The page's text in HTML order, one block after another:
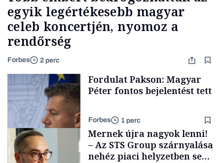
egyik legértékesebb magyar
celeb koncertjén, nyomoz a
rendőrség
Forbes 2 perc
Fordulat Pakson: Magyar
Péter fontos bejelentést tett
Forbes 1 perc
Mernek újra nagyok lenni!
– Az STS Group szárnyalása
nehéz piaci helyzetben sem